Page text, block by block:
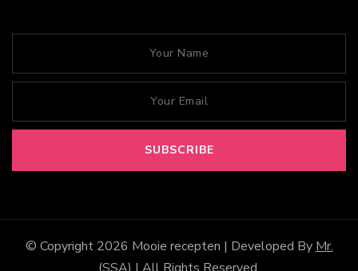
© Copyright 2026 Mooie recepten | Developed By Mr.
(SSA) | All Rights Reserved.